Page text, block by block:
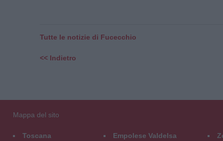
Tutte le notizie di Fucecchio
<< Indietro
Mappa del sito
Toscana
Empolese Valdelsa